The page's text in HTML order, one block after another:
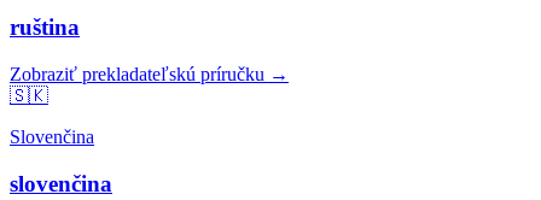
ruština
Zobraziť prekladateľskú príručku →
🇸🇰
Slovenčina
slovenčina